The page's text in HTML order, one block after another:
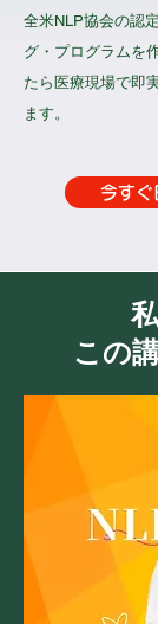
全米NLP協会の認
グ・プログラムを
たら医療現場で即
ます。
今すぐ
この